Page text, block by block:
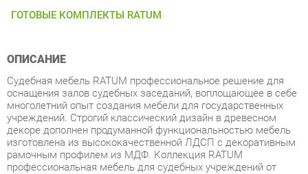
оснащения залов судебных заседаний, воплощающее в себе
учреждений. Строгий классический дизайн в древесном
декоре дополнен продуманной функциональностью мебель
изготовлена из высококачественной ЛДСП с декоративным
рамочным профилем из МДФ. Коллекция RATUM
профессиональная мебель для судебных учреждений от
районных до федеральных. RATUM это результат
многолетнего опыта создания мебели для государственных
учреждений, специально разработанная для оснащения